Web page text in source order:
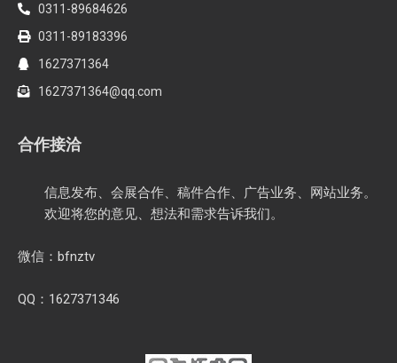
0311-89684626
0311-89183396
1627371364
1627371364@qq.com
合作接洽
信息发布、会展合作、稿件合作、广告业务、网站业务。
欢迎将您的意见、想法和需求告诉我们。
微信：bfnztv
QQ：1627371346